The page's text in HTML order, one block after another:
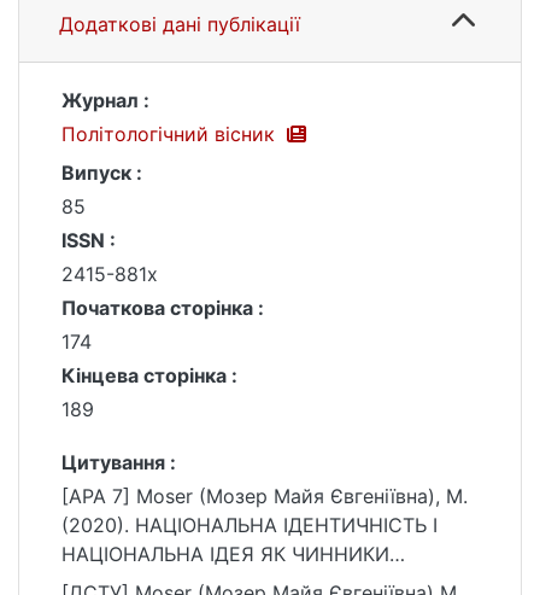
Додаткові дані публікації
Журнал :
Політологічний вісник
Випуск :
85
ISSN :
2415-881x
Початкова сторінка :
174
Кінцева сторінка :
189
Цитування :
[APA 7] Moser (Мозер Майя Євгеніївна), M.
(2020). НАЦІОНАЛЬНА ІДЕНТИЧНІСТЬ І
НАЦІОНАЛЬНА ІДЕЯ ЯК ЧИННИКИ
ДЕРЖАВОБУДУВАННЯ. Політологічний